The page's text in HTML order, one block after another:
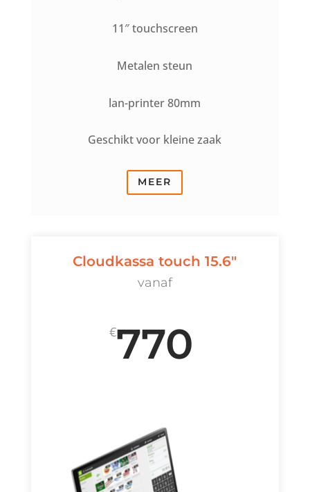
11″ touchscreen
Metalen steun
lan-printer 80mm
Geschikt voor kleine zaak
MEER
Cloudkassa touch 15.6"
vanaf
€770